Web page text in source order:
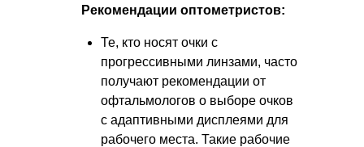
Рекомендации оптометристов:
Те, кто носят очки с
прогрессивными линзами, часто
получают рекомендации от
офтальмологов о выборе очков
с адаптивными дисплеями для
рабочего места. Такие рабочие